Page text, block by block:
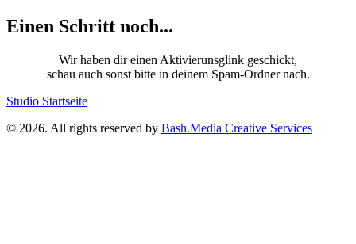
Einen Schritt noch...
Wir haben dir einen Aktivierunsglink geschickt,
schau auch sonst bitte in deinem Spam-Ordner nach.
Studio Startseite
© 2026. All rights reserved by Bash.Media Creative Services